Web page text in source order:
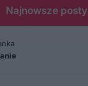
Najnowsze posty